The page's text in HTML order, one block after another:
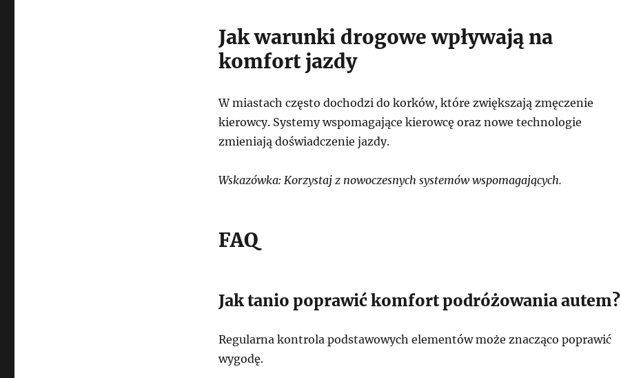
Jak warunki drogowe wpływają na
komfort jazdy
W miastach często dochodzi do korków, które zwiększają zmęczenie
kierowcy. Systemy wspomagające kierowcę oraz nowe technologie
zmieniają doświadczenie jazdy.
Wskazówka: Korzystaj z nowoczesnych systemów wspomagających.
FAQ
Jak tanio poprawić komfort podróżowania autem?
Regularna kontrola podstawowych elementów może znacząco poprawić
wygodę.